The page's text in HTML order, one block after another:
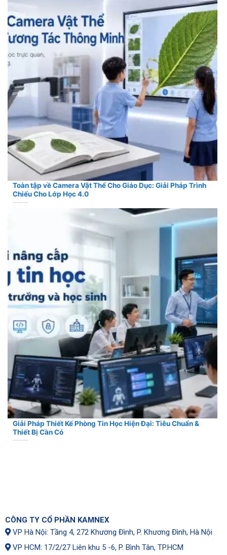
Toàn tập về Camera Vật Thể Cho Giáo Dục: Giải Pháp Trình
Chiếu Cho Lớp Học 4.0
Giải Pháp Thiết Kế Phòng Tin Học Hiện Đại: Tiêu Chuẩn &
Thiết Bị Cần Có
CÔNG TY CỔ PHẦN KAMNEX
VP Hà Nội: Tầng 4, 272 Khương Đình, P. Khương Đình, Hà Nội
VP HCM: 17/2/27 Liên khu 5 -6, P. Bình Tân, TP.HCM